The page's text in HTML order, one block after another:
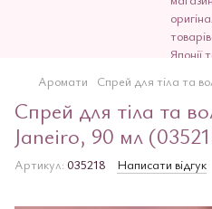
Аромати Спрей для тіла та
Спрей для тіла та
Janeiro, 90 мл
Артикул: 035218 Написати відгук